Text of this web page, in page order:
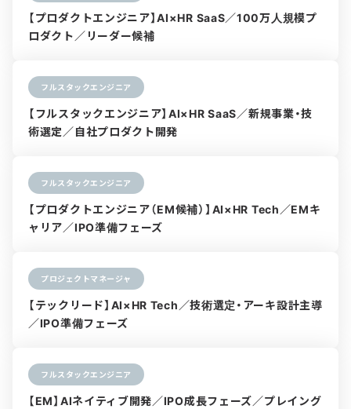
【プロダクトエンジニア】AI×HR SaaS／100万人規模プ
ロダクト／リーダー候補
フルスタックエンジニア
【フルスタックエンジニア】AI×HR SaaS／新規事業・技
術選定／自社プロダクト開発
フルスタックエンジニア
【プロダクトエンジニア（EM候補）】AI×HR Tech／EMキ
ャリア／IPO準備フェーズ
プロジェクトマネージャ
【テックリード】AI×HR Tech／技術選定・アーキ設計主導
／IPO準備フェーズ
フルスタックエンジニア
【EM】AIネイティブ開発／IPO成長フェーズ／プレイング